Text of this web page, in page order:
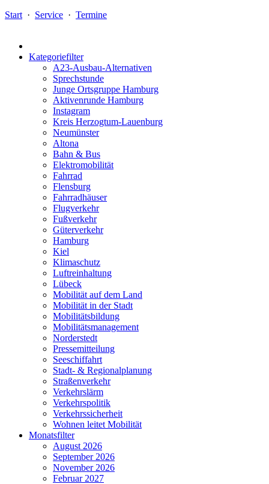
Start · Service · Termine
Kategoriefilter
A23-Ausbau-Alternativen
Sprechstunde
Junge Ortsgruppe Hamburg
Aktivenrunde Hamburg
Instagram
Kreis Herzogtum-Lauenburg
Neumünster
Altona
Bahn & Bus
Elektromobilität
Fahrrad
Flensburg
Fahrradhäuser
Flugverkehr
Fußverkehr
Güterverkehr
Hamburg
Kiel
Klimaschutz
Luftreinhaltung
Lübeck
Mobilität auf dem Land
Mobilität in der Stadt
Mobilitätsbildung
Mobilitätsmanagement
Norderstedt
Pressemitteilung
Seeschiffahrt
Stadt- & Regionalplanung
Straßenverkehr
Verkehrslärm
Verkehrspolitik
Verkehrssicherheit
Wohnen leitet Mobilität
Monatsfilter
August 2026
September 2026
November 2026
Februar 2027